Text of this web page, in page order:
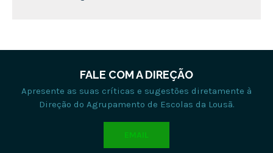
FALE COM A DIREÇÃO
Apresente as suas críticas e sugestões diretamente à
Direção do Agrupamento de Escolas da Lousã.
EMAIL